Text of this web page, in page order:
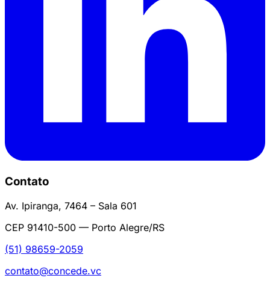
Contato
Av. Ipiranga, 7464 – Sala 601
CEP 91410-500 — Porto Alegre/RS
(51) 98659-2059
contato@concede.vc